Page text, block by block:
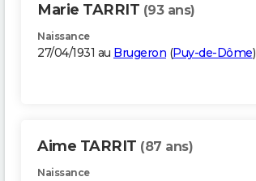
Marie TARRIT (93 ans)
Naissance
27/04/1931 au Brugeron (Puy-de-Dôme)
Aime TARRIT (87 ans)
Naissance